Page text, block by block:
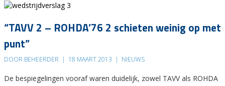
“TAVV 2 – ROHDA’76 2 schieten weinig op met
punt”
DOOR BEHEERDER | 18 MAART 2013 | NIEUWS
De bespiegelingen vooraf waren duidelijk, zowel TAVV als ROHDA